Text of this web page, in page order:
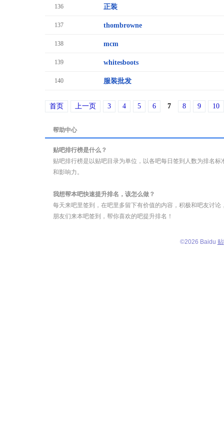
136 正装
137 thombrowne
138 mcm
139 whitesboots
140 服装批发
首页 上一页 3 4 5 6 7 8 9 10
帮助中心
贴吧排行榜是什么？
贴吧排行榜是以贴吧目录为单位，以各吧每日签到人数为排名
和影响力。
我想帮本吧快速提升排名，该怎么做？
每天来吧里签到，在吧里多留下有价值的内容，积极和吧友讨
朋友们来本吧签到，帮你喜欢的吧提升排名！
©2026 Baidu